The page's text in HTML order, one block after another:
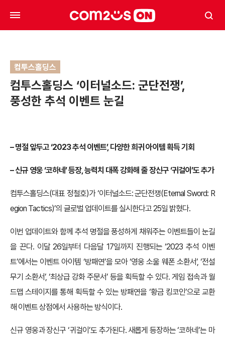
컴투스홀딩스
컴투스홀딩스 ‘이터널소드: 군단전쟁’,
풍성한 추석 이벤트 눈길
– 명절 앞두고 ‘2023 추석 이벤트’, 다양한 희귀 아이템 획득 기회
– 신규 영웅 ‘코하네’ 등장, 능력치 대폭 강화해 줄 장신구 ‘귀걸이’도 추가
컴투스홀딩스(대표 정철호)가 ‘이터널소드: 군단전쟁(Eternal Sword: R
egion Tactics)’의 글로벌 업데이트를 실시한다고 25일 밝혔다.
이번 업데이트와 함께 추석 명절을 풍성하게 채워주는 이벤트들이 눈길
을 끈다. 이달 26일부터 다음달 17일까지 진행되는 ‘2023 추석 이벤
트’에서는 이벤트 아이템 ‘방패연’을 모아 ‘영웅 소울 웨폰 소환서’, ‘전설
무기 소환서’, ‘최상급 강화 주문서’ 등을 획득할 수 있다. 게임 접속과 월
드맵 스테이지를 통해 획득할 수 있는 방패연을 ‘황금 킹코인’으로 교환
해 이벤트 상점에서 사용하는 방식이다.
신규 영웅과 장신구 ‘귀걸이’도 추가된다. 새롭게 등장하는 ‘코하네’는 마